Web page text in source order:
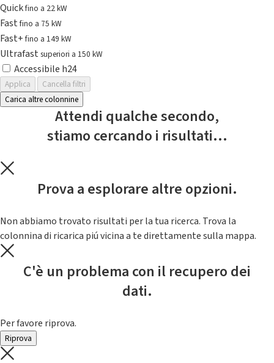
Quickfino a 22 kW
Fastfino a 75 kW
Fast+fino a 149 kW
Ultrafast superiori a 150 kW
Accessibile h24
Applica
Cancella filtri
Carica altre colonnine
Attendi qualche secondo,
stiamo cercando i risultati...
Prova a esplorare altre opzioni.
Non abbiamo trovato risultati per la tua ricerca. Trova la
colonnina di ricarica piú vicina a te direttamente sulla mappa.
C'è un problema con il recupero dei
dati.
Per favore riprova.
Riprova